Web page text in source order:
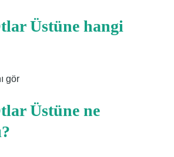
Üstüne hangi
gör
Üstüne ne